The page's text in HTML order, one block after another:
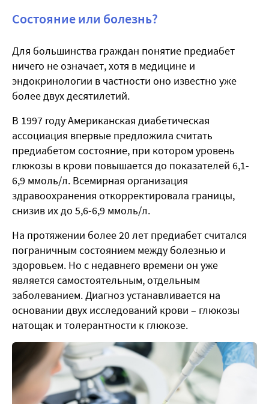
Состояние или болезнь?
Для большинства граждан понятие предиабет
ничего не означает, хотя в медицине и
эндокринологии в частности оно известно уже
более двух десятилетий.
В 1997 году Американская диабетическая
ассоциация впервые предложила считать
предиабетом состояние, при котором уровень
глюкозы в крови повышается до показателей 6,1-
6,9 ммоль/л. Всемирная организация
здравоохранения откорректировала границы,
снизив их до 5,6-6,9 ммоль/л.
На протяжении более 20 лет предиабет считался
пограничным состоянием между болезнью и
здоровьем. Но с недавнего времени он уже
является самостоятельным, отдельным
заболеванием. Диагноз устанавливается на
основании двух исследований крови – глюкозы
натощак и толерантности к глюкозе.